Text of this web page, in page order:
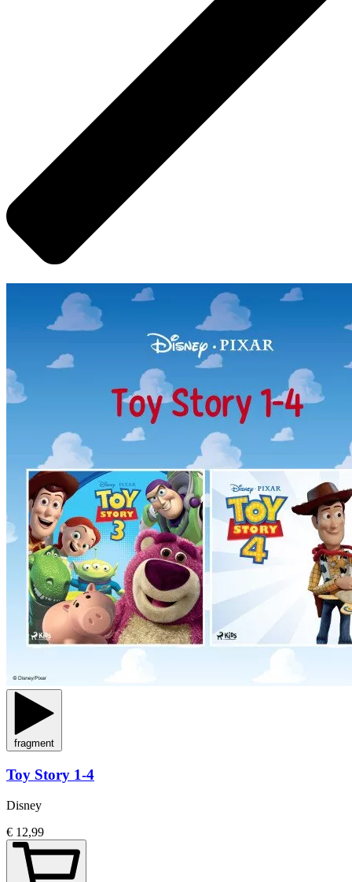
fragment
Toy Story 1-4
Disney
€ 12,99